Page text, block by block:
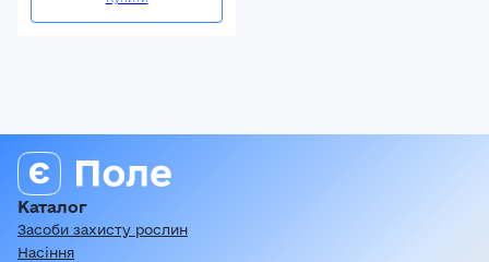
Каталог
Засоби захисту рослин
Насіння